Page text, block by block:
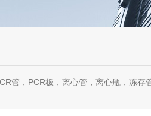
管，PCR板，离心管，离心瓶，冻存